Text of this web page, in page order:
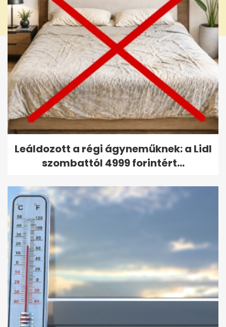
Leáldozott a régi ágyneműknek: a Lidl
szombattól 4999 forintért...